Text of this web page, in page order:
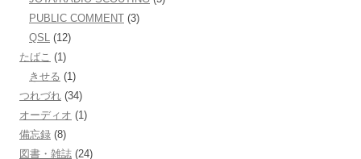
PUBLIC COMMENT (3)
QSL (12)
たばこ (1)
きせる (1)
つれづれ (34)
オーディオ (1)
備忘録 (8)
図書・雑誌 (24)